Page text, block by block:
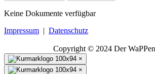
Keine Dokumente verfügbar
Impressum | Datenschutz
Copyright © 2024 Der
×
×